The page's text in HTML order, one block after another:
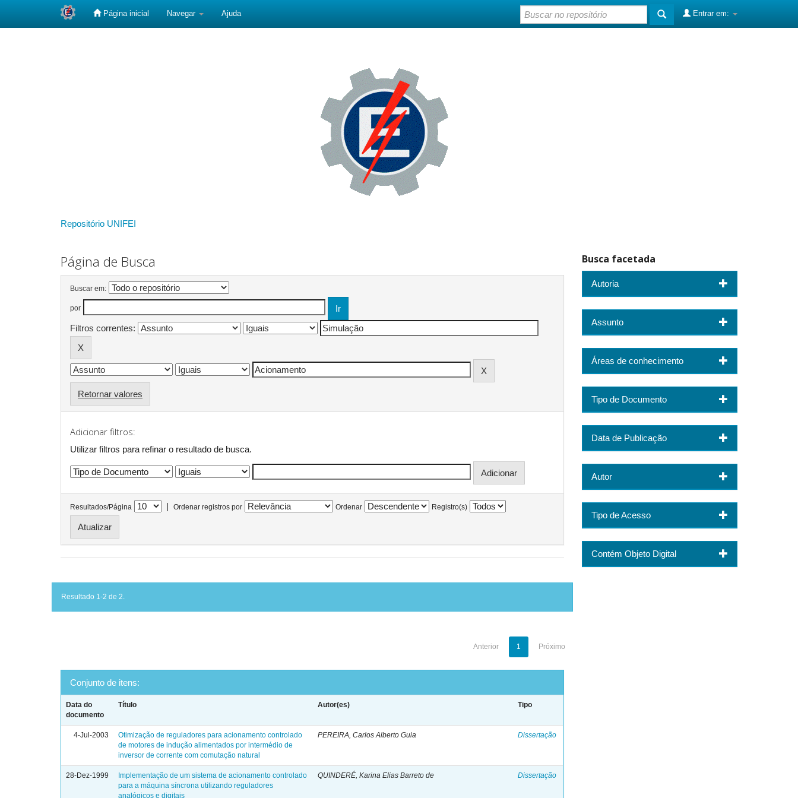
Página inicial Navegar Ajuda Entrar em:
Repositório UNIFEI
Página de Busca
Buscar em:
por
Filtros correntes:
Retornar valores
Adicionar filtros:
Utilizar filtros para refinar o resultado de busca.
Resultados/Página | Ordenar registros por Ordenar Registro(s)
Resultado 1-2 de 2.
Anterior 1 Próximo
Conjunto de itens:
Data do
documento
Título Autor(es) Tipo
4-Jul-2003
Otimização de reguladores para acionamento controlado
de motores de indução alimentados por intermédio de
inversor de corrente com comutação natural
PEREIRA, Carlos Alberto Guia Dissertação
28-Dez-1999
Implementação de um sistema de acionamento controlado
para a máquina síncrona utilizando reguladores
analógicos e digitais
QUINDERÉ, Karina Elias Barreto de Dissertação
Busca facetada
Autoria
Assunto
Áreas de conhecimento
Tipo de Documento
Data de Publicação
Autor
Tipo de Acesso
Contém Objeto Digital